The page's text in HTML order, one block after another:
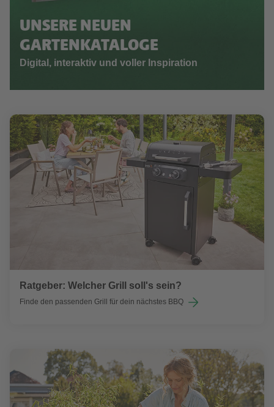
UNSERE NEUEN
GARTENKATALOGE
Digital, interaktiv und voller Inspiration
Ratgeber: Welcher Grill soll's sein?
Finde den passenden Grill für dein nächstes BBQ